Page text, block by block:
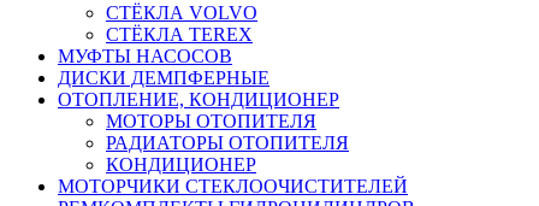
СТЁКЛА VOLVO
СТЁКЛА TEREX
МУФТЫ НАСОСОВ
ДИСКИ ДЕМПФЕРНЫЕ
ОТОПЛЕНИЕ, КОНДИЦИОНЕР
МОТОРЫ ОТОПИТЕЛЯ
РАДИАТОРЫ ОТОПИТЕЛЯ
КОНДИЦИОНЕР
МОТОРЧИКИ СТЕКЛООЧИСТИТЕЛЕЙ